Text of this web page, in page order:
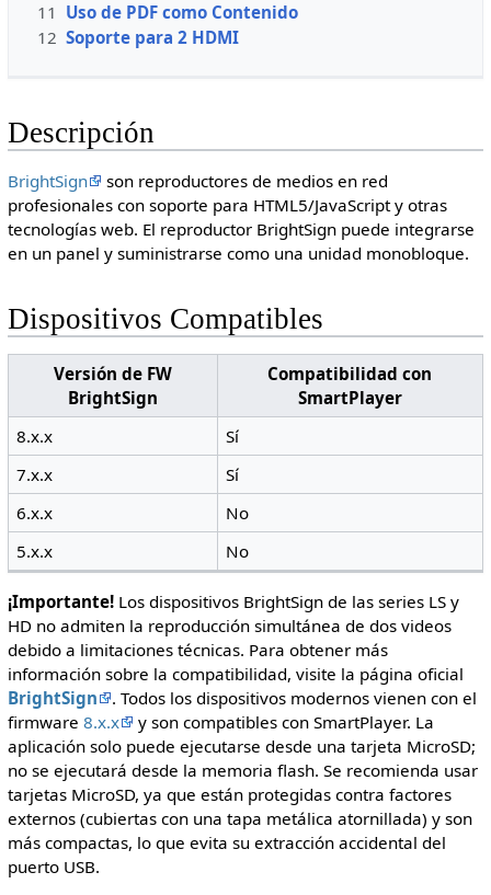
11 Uso de PDF como Contenido
12 Soporte para 2 HDMI
Descripción
BrightSign
son reproductores de medios en red
profesionales con soporte para HTML5/JavaScript y otras
tecnologías web. El reproductor BrightSign puede integrarse
en un panel y suministrarse como una unidad monobloque.
Dispositivos Compatibles
Versión de FW
BrightSign
Compatibilidad con
SmartPlayer
8.x.x
Sí
7.x.x
Sí
6.x.x
No
5.x.x
No
¡Importante!Los dispositivos BrightSign de las series LS y
HD no admiten la reproducción simultánea de dos videos
debido a limitaciones técnicas. Para obtener más
información sobre la compatibilidad, visite la página oficial
BrightSign
. Todos los dispositivos modernos vienen con el
firmware 8.x.x
y son compatibles con SmartPlayer. La
aplicación solo puede ejecutarse desde una tarjeta MicroSD;
no se ejecutará desde la memoria flash. Se recomienda usar
tarjetas MicroSD, ya que están protegidas contra factores
externos (cubiertas con una tapa metálica atornillada) y son
más compactas, lo que evita su extracción accidental del
puerto USB.